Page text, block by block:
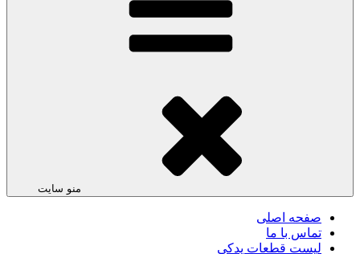
منو سایت
صفحه اصلی
تماس با ما
لیست قطعات یدکی